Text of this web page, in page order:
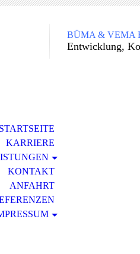
BÜMA & VEMA
Entwicklung,
STARTSEITE
KARRIERE
KONTAKT
ANFAHRT